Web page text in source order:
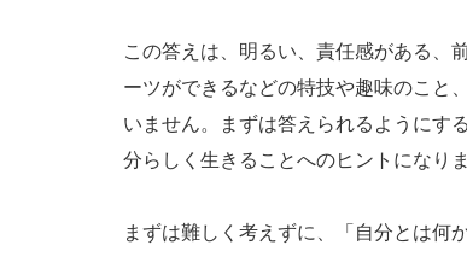
この答えは、明るい、責任感がある、
ーツができるなどの特技や趣味のこと
いません。まずは答えられるようにす
分らしく生きることへのヒントになりま
まずは難しく考えずに、「自分とは何